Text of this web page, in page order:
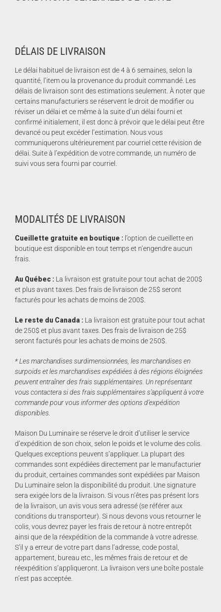
DÉLAIS DE LIVRAISON
Le délai habituel de livraison est de 4 à 6 semaines, selon la
quantité, l’item ou la provenance du produit commandé. Les
délais de livraison sont des estimations seulement. À noter que
certains manufacturiers se réservent le droit de modifier ou
réviser un délai et ce même à la suite d’un délai fourni et
confirmé initialement, il est donc à prévoir que le délai peut être
devancé ou peut excéder l’estimation. Nous vous
communiquerons ultérieurement par courriel cette révision de
délai. Suite à l’expédition de votre commande, un numéro de
suivi vous sera fourni par courriel.
MODALITÉS DE LIVRAISON
Cueillette gratuite en boutique : l’option de cueillette en
boutique est disponible en tout temps et n’engendre aucun
frais.
Au Québec : La livraison est gratuite pour tout achat de 200$
et plus avant taxes. Des frais de livraison de 25$ seront
facturés pour les achats de moins de 200$.
Le reste du Canada : La livraison est gratuite pour tout achat
de 250$ et plus avant taxes. Des frais de livraison de 25$
seront facturés pour les achats de moins de 250$.
* Les marchandises surdimensionnées, les marchandises en
surpoids et les marchandises expédiées à des régions éloignées
peuvent entraîner des frais supplémentaires. Un représentant
vous contactera si des frais supplémentaires s’appliquent à votre
commande pour vous informer des options d’expédition
disponibles.
Maison Du Luminaire se réserve le droit d’utiliser le service
d’expédition de son choix, selon le poids et le volume des colis.
Quelques exceptions peuvent s’appliquer. La plupart des
commandes sont expédiées directement par le manufacturier
du produit, certaines commandes sont expédiées par Maison
Du Luminaire selon la disponibilité du produit. Une signature
sera exigée lors de la livraison. Si vous n’êtes pas présent lors
de la livraison, un avis vous sera adressé (se référer aux
conditions du transporteur). Si nous devons vous retourner le
colis, vous devrez payer les frais de retour à notre entrepôt
ainsi que de la réexpédition de la commande à votre adresse.
S’il y a erreur de votre part dans l’adresse, code postal,
appartement, bureau etc., les mêmes frais de retour et de
réexpédition s’appliqueront. La livraison vers une boîte postale
n’est pas acceptée.